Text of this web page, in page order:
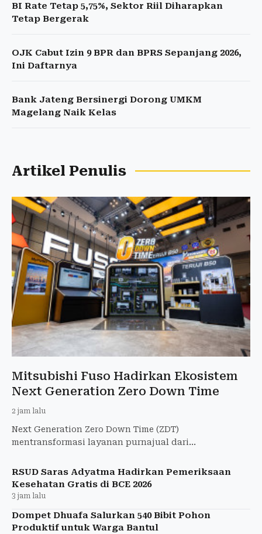
BI Rate Tetap 5,75%, Sektor Riil Diharapkan
Tetap Bergerak
OJK Cabut Izin 9 BPR dan BPRS Sepanjang 2026,
Ini Daftarnya
Bank Jateng Bersinergi Dorong UMKM
Magelang Naik Kelas
Artikel Penulis
Mitsubishi Fuso Hadirkan Ekosistem
Next Generation Zero Down Time
2 jam lalu
Next Generation Zero Down Time (ZDT)
mentransformasi layanan purnajual dari
untuk mendeteksi potensi kendala
RSUD Saras Adyatma Hadirkan Pemeriksaan
Kesehatan Gratis di BCE 2026
3 jam lalu
Dompet Dhuafa Salurkan 540 Bibit Pohon
Produktif untuk Warga Bantul